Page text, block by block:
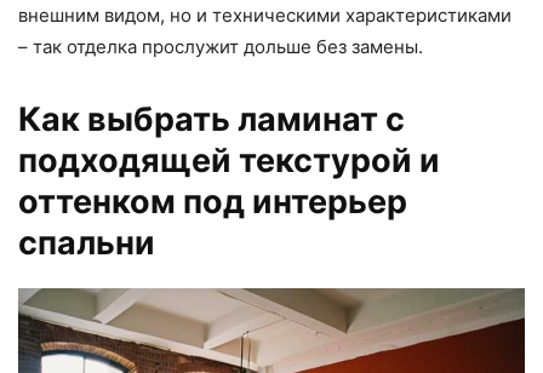
внешним видом, но и техническими характеристиками
– так отделка прослужит дольше без замены.
Как выбрать ламинат с
подходящей текстурой и
оттенком под интерьер
спальни